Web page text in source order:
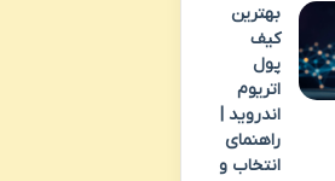
بهترین
کیف
پول
اتریوم
اندروید |
راهنمای
انتخاب و